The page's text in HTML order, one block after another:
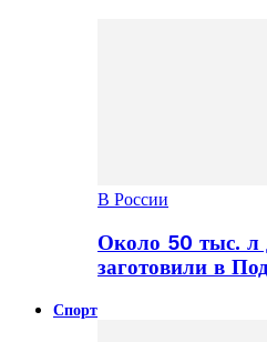
В России
Около 50 тыс. л
заготовили в
Спорт